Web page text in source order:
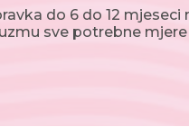
do 6 do 12
sve potrebne